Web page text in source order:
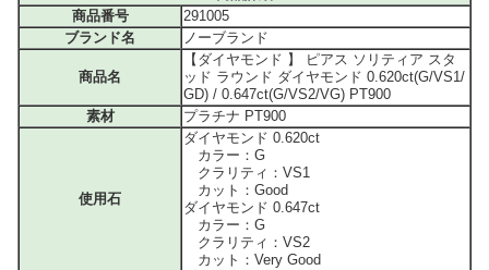
商品番号
291005
ブランド名
ノーブランド
商品名
【ダイヤモンド 】 ピアス ソリティア スタ
ッド ラウンド ダイヤモンド 0.620ct(G/VS1/
GD) / 0.647ct(G/VS2/VG) PT900
素材
プラチナ PT900
使用石
ダイヤモンド 0.620ct
カラー：G
クラリティ：VS1
カット：Good
ダイヤモンド 0.647ct
カラー：G
クラリティ：VS2
カット：Very Good